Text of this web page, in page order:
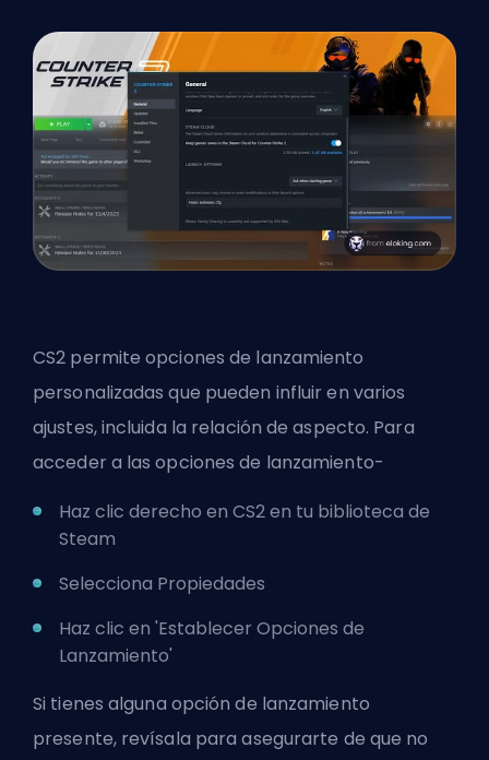
CS2 permite opciones de lanzamiento
personalizadas que pueden influir en varios
ajustes, incluida la relación de aspecto. Para
acceder a las opciones de lanzamiento-
Haz clic derecho en CS2 en tu biblioteca de
Steam
Selecciona Propiedades
Haz clic en 'Establecer Opciones de
Lanzamiento'
Si tienes alguna opción de lanzamiento
presente, revísala para asegurarte de que no